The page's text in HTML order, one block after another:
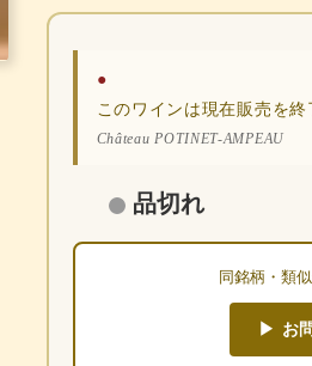
●
このワインは現在販売を終
Château POTINET-AMPEAU
品切れ
同銘柄・類
▶ お